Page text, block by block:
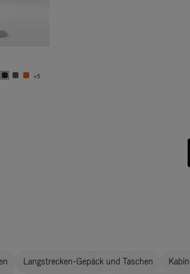
+5
Langstrecken-Gepäck und Taschen